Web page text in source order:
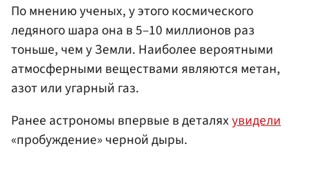
По мнению ученых, у этого космического
ледяного шара она в 5–10 миллионов раз
тоньше, чем у Земли. Наиболее вероятными
атмосферными веществами являются метан,
азот или угарный газ.
Ранее астрономы впервые в деталяхувидели
«пробуждение» черной дыры.